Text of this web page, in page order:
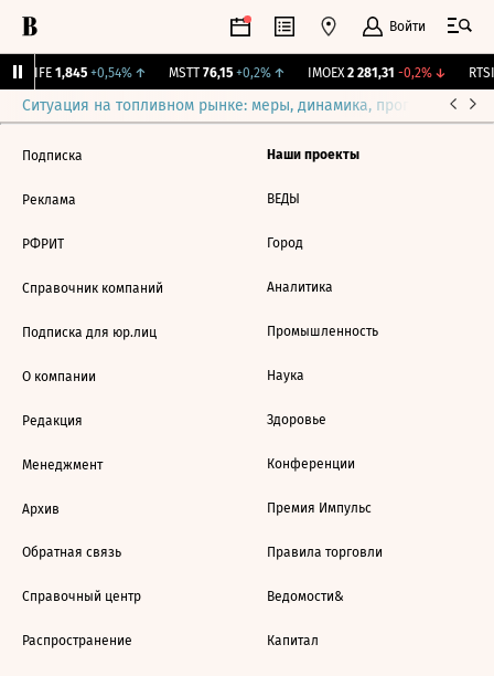
Войти
LIFE 1,845 +0,54%↑ MSTT 76,15 +0,2%↑ IMOEX 2 281,31 -0,2%↓ RTSI
Ситуация на топливном рынке: меры, динамика, прогнозы
Подписка
Реклама
РФРИТ
Справочник компаний
Подписка для юр.лиц
О компании
Редакция
Менеджмент
Архив
Обратная связь
Справочный центр
Распространение
Наши проекты
ВЕДЫ
Город
Аналитика
Промышленность
Наука
Здоровье
Конференции
Премия Импульс
Правила торговли
Ведомости&
Капитал